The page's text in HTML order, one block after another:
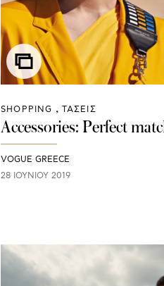
SHOPPING ΤΑΣΕΙΣ
Accessories: Perfect
VOGUE GREECE
28 ΙΟΥΝΊΟΥ 2019